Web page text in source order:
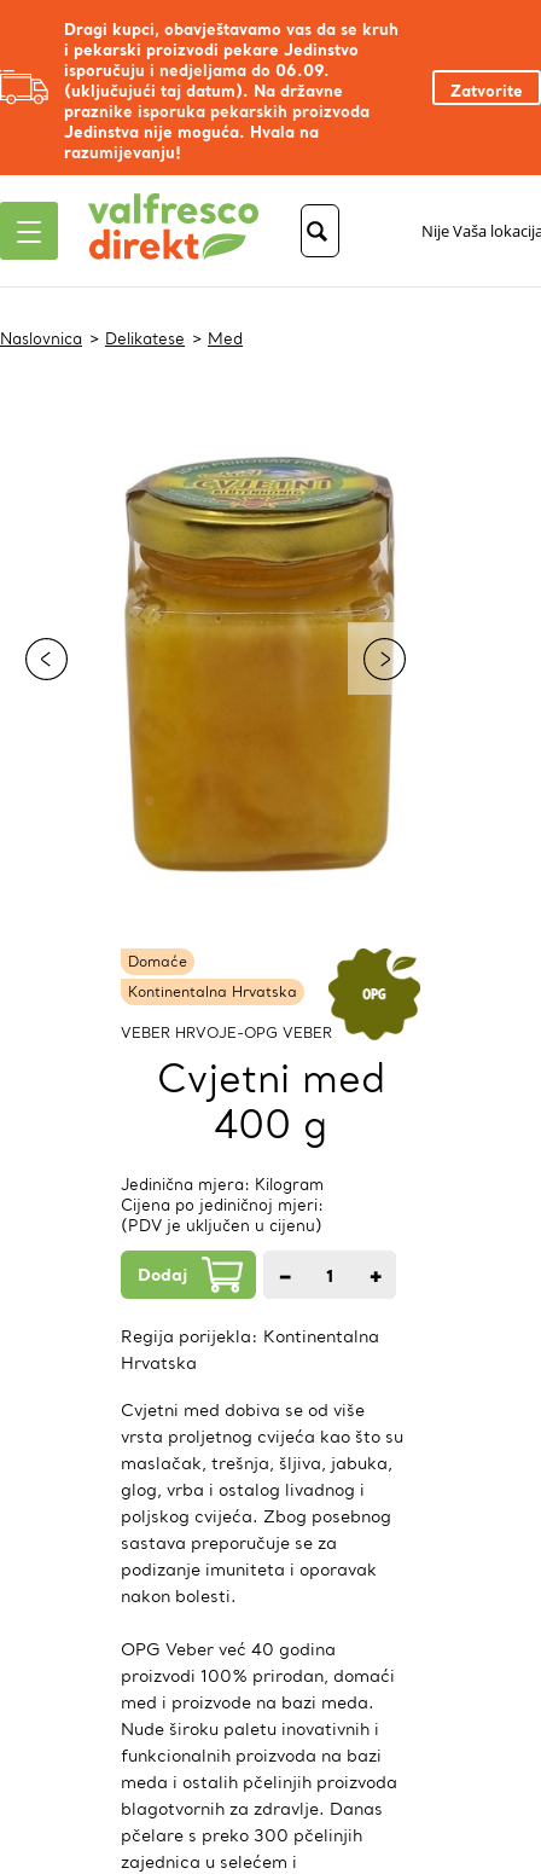
Dragi kupci, obavještavamo vas da se kruh
i pekarski proizvodi pekare Jedinstvo
isporučuju i nedjeljama do 06.09.
(uključujući taj datum). Na državne
praznike isporuka pekarskih proizvoda
Jedinstva nije moguća. Hvala na
razumijevanju!
Zatvorite
Nije Vaša
Naslovnica Delikatese Med
Domaće
Kontinentalna Hrvatska
VEBER HRVOJE-OPG VEBER
Cvjetni med
400 g
Jedinična mjera: Kilogram
Cijena po jediničnoj mjeri:
(PDV je uključen u cijenu)
Dodaj − 1 +
Regija porijekla: Kontinentalna
Hrvatska
Cvjetni med dobiva se od više
vrsta proljetnog cvijeća kao što su
maslačak, trešnja, šljiva, jabuka,
glog, vrba i ostalog livadnog i
poljskog cvijeća. Zbog posebnog
sastava preporučuje se za
podizanje imuniteta i oporavak
nakon bolesti.
OPG Veber već 40 godina
proizvodi 100% prirodan, domaći
med i proizvode na bazi meda.
Nude široku paletu inovativnih i
funkcionalnih proizvoda na bazi
meda i ostalih pčelinjih proizvoda
blagotvornih za zdravlje. Danas
pčelare s preko 300 pčelinjih
zajednica u selećem i